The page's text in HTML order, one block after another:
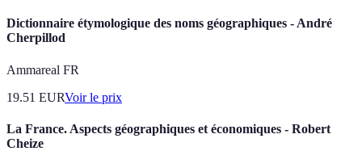
Dictionnaire étymologique des noms géographiques - André
Cherpillod
Ammareal FR
19.51 EURVoir le prix
La France. Aspects géographiques et économiques - Robert
Cheize